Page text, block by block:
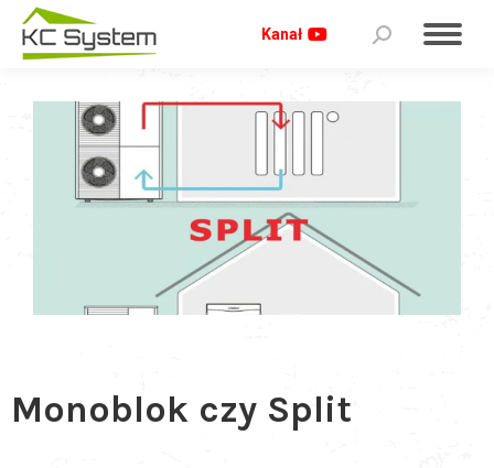
Kanał
Monoblok czy Split